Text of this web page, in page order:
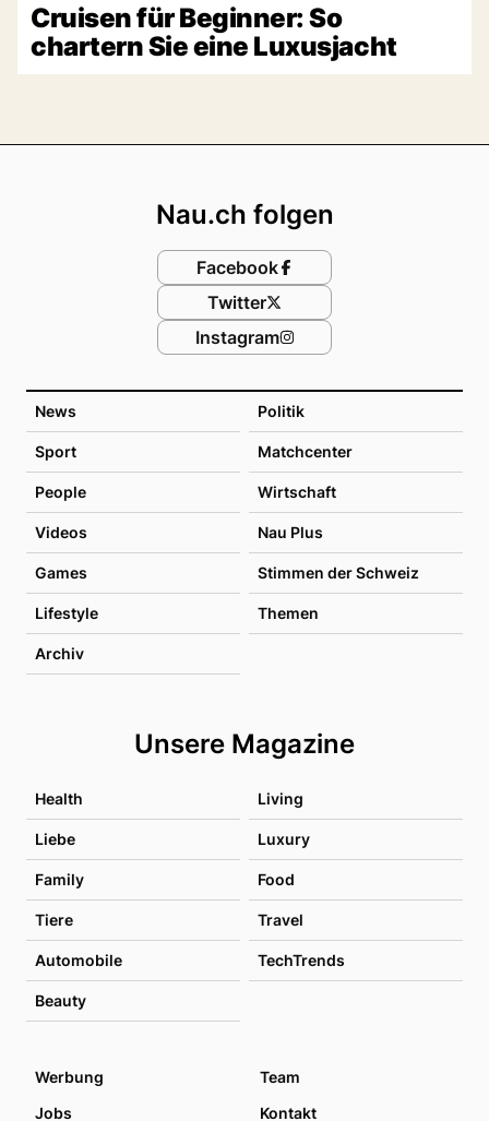
Cruisen für Beginner: So
chartern Sie eine Luxusjacht
News Politik
Sport Matchcenter
People Wirtschaft
Videos Nau Plus
Games Stimmen der Schweiz
Lifestyle Themen
Archiv
Unsere Magazine
Health Living
Liebe Luxury
Family Food
Tiere Travel
Automobile TechTrends
Beauty
Nau.ch folgen
Facebook
Twitter
Instagram
Werbung
Team
Jobs
Kontakt